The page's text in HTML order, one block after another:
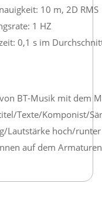
10 m, 2D RMS
1 HZ
0,1 s im
BT-Musik mit dem
Texte/Komponist/
Lautstärke hoch/
auf dem